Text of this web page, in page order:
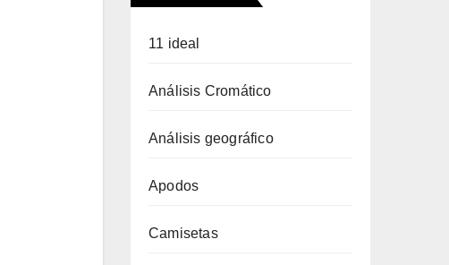
11 ideal
Análisis Cromático
Análisis geográfico
Apodos
Camisetas